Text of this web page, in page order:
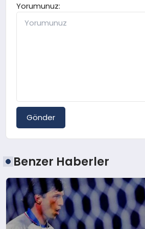
Yorumunuz:
Gönder
Benzer Haberler